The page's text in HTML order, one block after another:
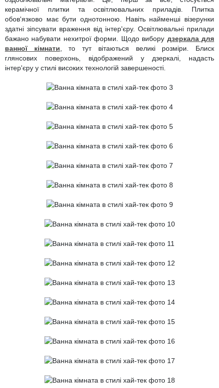
керамічної плитки та освітлювальних приладів. Плитка
обов'язково має бути однотонною. Навіть найменші візерунки
здатні зіпсувати враження від інтер'єру. Освітлювальні прилади
бажано набувати нехитрої форми. Щодо вибору дзеркала для
ванної кімнати , то тут вітаються великі розміри. Блиск
глянсових поверхонь, відображений у дзеркалі, надасть
інтер'єру у стилі високих технологій завершеності.